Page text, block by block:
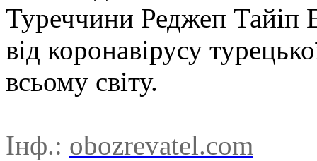
Туреччини Реджеп Тайіп
від коронавірусу
всьому світу.
Інф.: obozrevatel.com